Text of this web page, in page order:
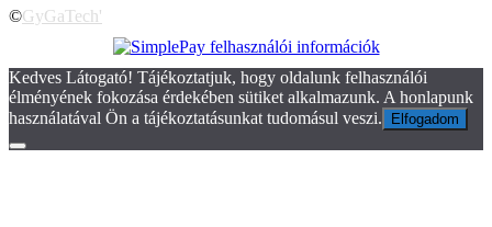
©GyGaTech'
Kedves Látogató! Tájékoztatjuk, hogy oldalunk felhasználói
élményének fokozása érdekében sütiket alkalmazunk. A honlapunk
használatával Ön a tájékoztatásunkat tudomásul veszi.
Elfogadom